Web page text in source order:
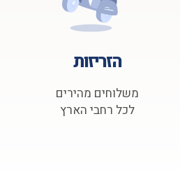
הזריזות
משלוחים מהירים
לכל רחבי הארץ